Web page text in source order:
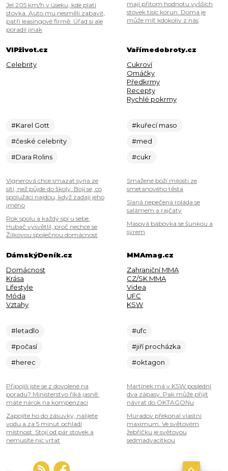
Jel 205 km/h v úseku, kde platí
stovka. Auto mu nesměli zabavit,
patří leasingové firmě. Úřad si ale
poradil jinak
mají přitom hodnotu vyšších
stovek tisíc korun. Doma je
může mít kdokoliv z nás
VIPživot.cz
Celebrity
#Karel Gott
#české celebrity
#Dara Rolins
Vignerová chce smazat syna ze
sítí, než půjde do školy. Bojí se, co
spolužáci najdou, když zadají jeho
jméno
Rok spolu a každý spí u sebe.
Hubač vysvětlil, proč nechce se
Žilkovou společnou domácnost
Vařímedobroty.cz
Cukroví
Omáčky
Předkrmy
Recepty
Rychlé pokrmy
#kuřecí maso
#med
#cukr
Smažené boží milosti ze
smetanového těsta
Slaná nepečená roláda se
salámem a rajčaty
Masová bábovka se šunkou a
sýrem
DámskýDeník.cz
Domácnost
Krása
Lifestyle
Móda
Vztahy
#letadlo
#počasí
#herec
Připojili jste se z dovolené na
poradu? Ministerstvo říká jasně:
máte nárok na kompenzaci
Zapojíte ho do zásuvky, nalijete
vodu a za 5 minut ochladí
místnost. Stojí od pár stovek a
nemusíte nic vrtat
MMAmag.cz
Zahraniční MMA
CZ/SK MMA
Videa
UFC
KSW
#ufc
#jiří procházka
#oktagon
Martínek má v KSW poslední
dva zápasy. Pak může přijít
návrat do OKTAGONu
Muradov překonal vlastní
maximum. Ve světovém
žebříčku je světovou
sedmadvacítkou